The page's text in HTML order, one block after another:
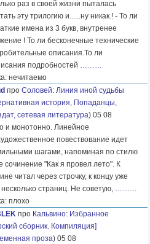
раз в своей жизни пыталась
эту трилогию и......ну никак.! - То ли
имена из 3 букв, внутренее
! То ли бесконечные технические
описания.То ли
подробностей ………
нечитаемо
про Соловей: Линия иной судьбы
история, Попаданцы,
сетевая литература) 05 08
и монотонно. Линейное
повествование идет
шагами, напоминая по стилю
сочинение "Как я провел лето". К
читал через строчку, к концу уже
страниц. Не советую, ………
плохо
про Кальвино: Избранное
сборник. Компиляция]
проза) 05 08